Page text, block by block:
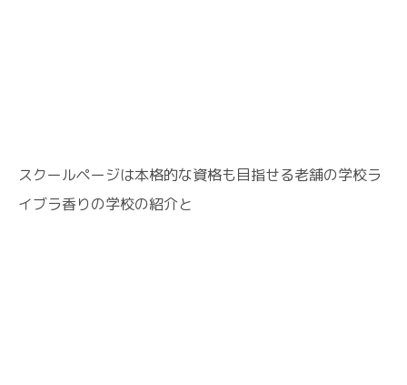
スクールページは本格的な資格も目指せる老舗の学校ラ
イブラ香りの学校の紹介と